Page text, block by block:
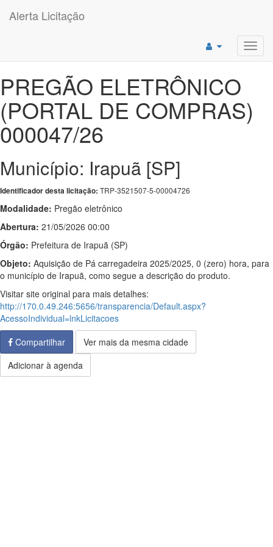
Alerta Licitação
PREGÃO ELETRÔNICO
(PORTAL DE COMPRAS)
000047/26
Município: Irapuã [SP]
Identificador desta licitação: TRP-3521507-5-00004726
Modalidade: Pregão eletrônico
Abertura: 21/05/2026 00:00
Órgão: Prefeitura de Irapuã (SP)
Objeto: Aquisição de Pá carregadeira 2025/2025, 0 (zero) hora, para
o município de Irapuã, como segue a descrição do produto.
Visitar site original para mais detalhes:
http://170.0.49.246:5656/transparencia/Default.aspx?
AcessoIndividual=lnkLicitacoes
Compartilhar
Ver mais da mesma cidade
Adicionar à agenda